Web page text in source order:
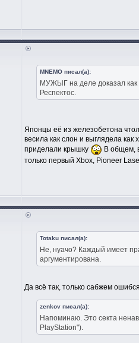
MNEMO писал(а):
МУЖЫГ на деле доказал как
Респектос.
Японцы её из железобетона
весила как слон и выглядела
приделали крышку
В общем,
только первый Xbox, Pioneer
Totaku писал(а):
Не, нуачо? Каждый имеет
аргументирована.
Да всё так, только сабжем
zenkov писал(а):
Напоминаю. Это секта
PlayStation").